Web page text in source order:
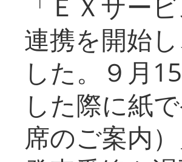
連携を開始
した。９月
した際に紙
席のご案内